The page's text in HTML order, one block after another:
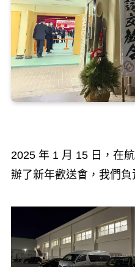
2025 年 1 月 15 日，在
辦了新年歡送會，我們負